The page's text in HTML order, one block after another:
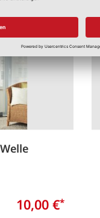
10,00 €*
Merken